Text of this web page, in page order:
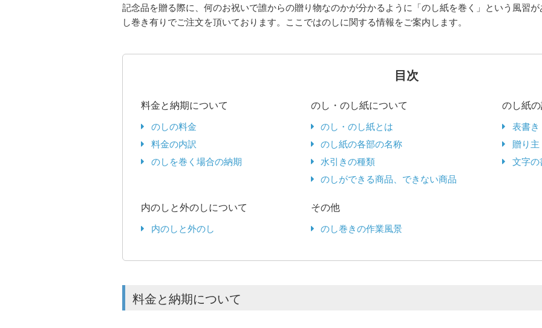
記念品を贈る際に、何のお祝いで誰からの贈り物なのかが分かるように「のし紙を巻く」という風習
し巻き有りでご注文を頂いております。ここではのしに関する情報をご案内します。
目次
料金と納期について
のしの料金
料金の内訳
のしを巻く場合の納期
のし・のし紙について
のし・のし紙とは
のし紙の各部の名称
水引きの種類
のしができる商品、できない商品
のし紙
表書き
贈り
文字の
内のしと外のしについて
内のしと外のし
その他
のし巻きの作業風景
料金と納期について